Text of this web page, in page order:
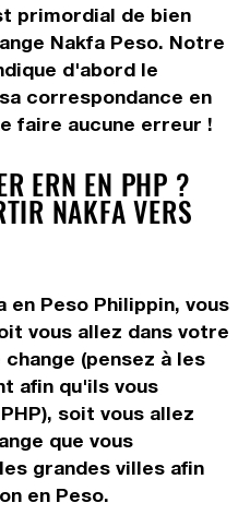
primordial de bien
Nakfa Peso. Notre
d'abord le
correspondance en
faire aucune erreur !
ERN EN PHP ?
NAKFA VERS
en Peso Philippin, vous
vous allez dans votre
(pensez à les
afin qu'ils vous
soit vous allez
que vous
grandes villes afin
en Peso.